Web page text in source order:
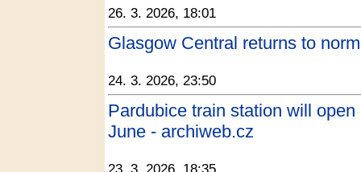
26. 3. 2026, 18:01
Glasgow Central returns to
24. 3. 2026, 23:50
Pardubice train station will
June - archiweb.cz